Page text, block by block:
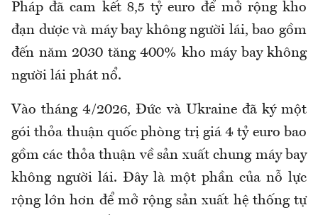
Pháp đã cam kết 8,5 tỷ euro để mở rộng kho
đạn dược và máy bay không người lái, bao gồm
đến năm 2030 tăng 400% kho máy bay không
người lái phát nổ.
Vào tháng 4/2026, Đức và Ukraine đã ký một
gói thỏa thuận quốc phòng trị giá 4 tỷ euro bao
gồm các thỏa thuận về sản xuất chung máy bay
không người lái. Đây là một phần của nỗ lực
rộng lớn hơn để mở rộng sản xuất hệ thống tự